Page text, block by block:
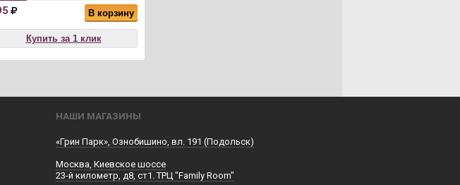
В корзину
Купить за 1 клик
НАШИ МАГАЗИНЫ
«Грин Парк», Ознобишино, вл. 191 (Подольск)
Москва, Киевское шоссе
23-й километр, д8, ст1. ТРЦ "Family Room"